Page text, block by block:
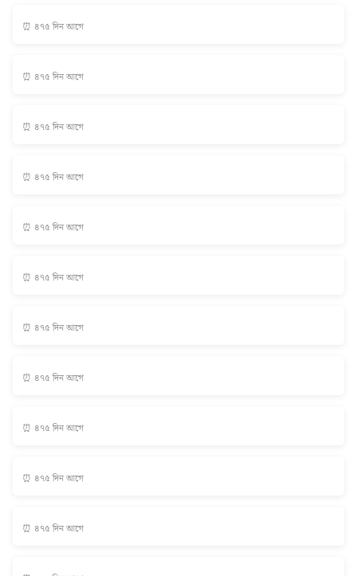
⏰ ৪৭৫ দিন আগে
⏰ ৪৭৫ দিন আগে
⏰ ৪৭৫ দিন আগে
⏰ ৪৭৫ দিন আগে
⏰ ৪৭৫ দিন আগে
⏰ ৪৭৫ দিন আগে
⏰ ৪৭৫ দিন আগে
⏰ ৪৭৫ দিন আগে
⏰ ৪৭৫ দিন আগে
⏰ ৪৭৫ দিন আগে
⏰ ৪৭৫ দিন আগে